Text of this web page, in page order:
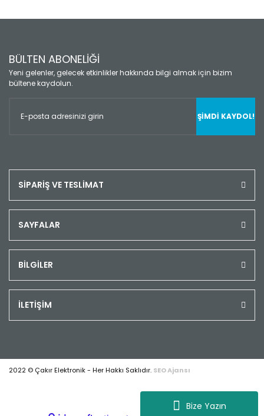
Bize Yazın
BÜLTEN ABONELİĞİ
Yeni gelenler, gelecek etkinlikler hakkında bilgi almak için bizim
bültene kaydolun.
ŞİMDİ KAYDOL!
SİPARİŞ VE TESLİMAT
SAYFALAR
BİLGİLER
İLETİŞİM
2022 © Çakır Elektronik - Her Hakkı Saklıdır. SEO Ajansı